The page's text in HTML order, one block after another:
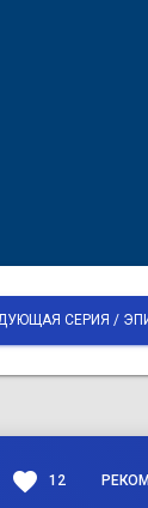
СЕРИЯ /
favorite 12